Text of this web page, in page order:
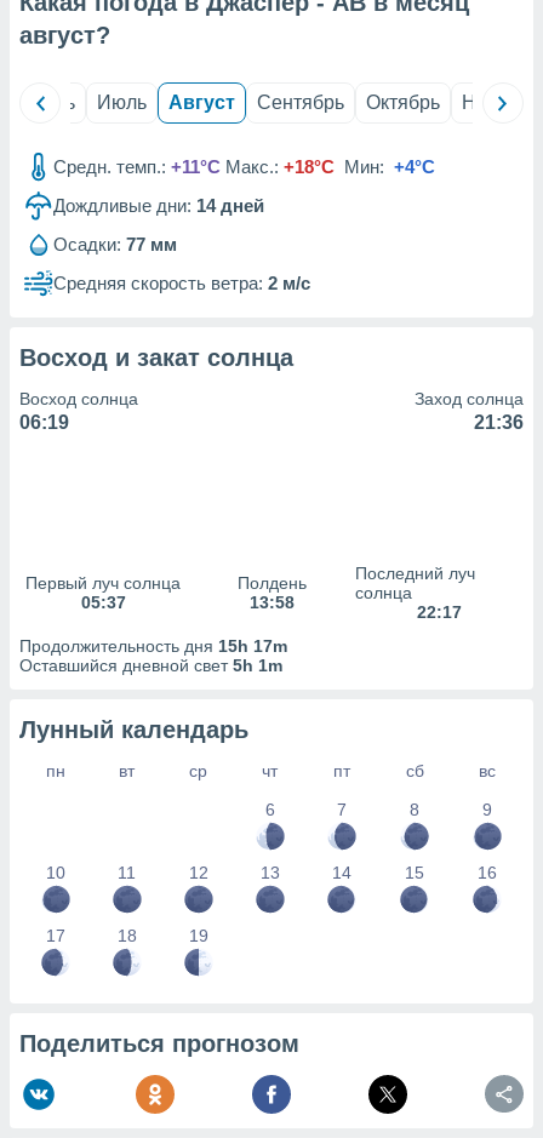
из
данных
наших 1199
август?
Июнь Июль Август Сентябрь Октябрь Ноябрь
Средн. темп.: +11°C Макс.: +18°C Мин: +4°C
Дождливые дни: 14дней
Осадки: 77 мм
Средняя скорость ветра: 2 м/с
Восход и закат солнца
Восход солнца
06:19
Заход солнца
21:36
Первый луч солнца
05:37
Полдень
13:58
Последний луч
солнца
22:17
Продолжительность дня 15h 17m
Оставшийся дневной свет5h 1m
Лунный календарь
пн вт ср чт пт сб
вс
6
7 8 9
10 11 12 13 14 15 16
17 18 19
Поделиться прогнозом